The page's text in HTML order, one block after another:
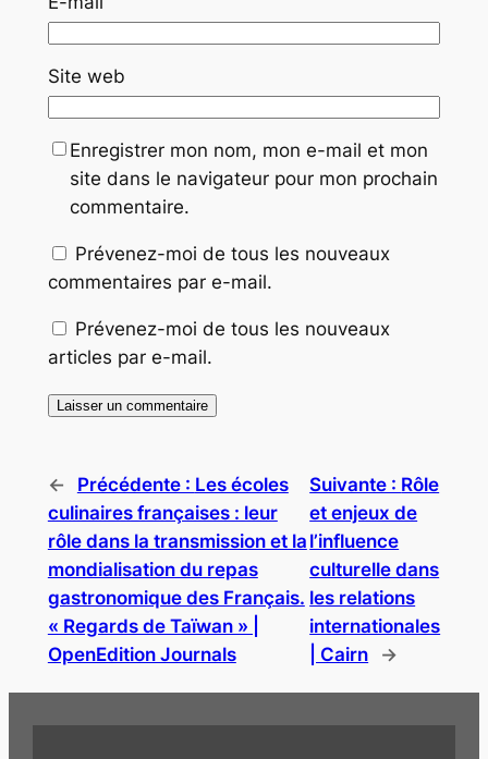
Site web
Enregistrer mon nom, mon e-mail et mon
site dans le navigateur pour mon prochain
commentaire.
Prévenez-moi de tous les nouveaux
commentaires par e-mail.
Prévenez-moi de tous les nouveaux
articles par e-mail.
← Précédente : Les écoles
culinaires françaises : leur
rôle dans la transmission et la
mondialisation du repas
gastronomique des Français.
« Regards de Taïwan » |
OpenEdition Journals
Suivante : Rôle
et enjeux de
l’influence
culturelle dans
les relations
internationales
| Cairn
→